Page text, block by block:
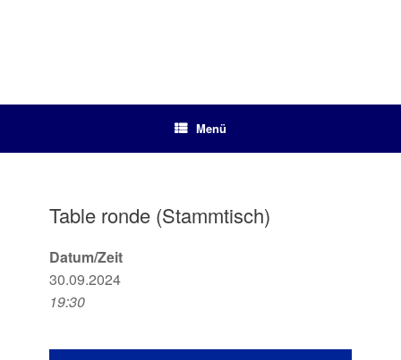
Menü
Table ronde (Stammtisch)
Datum/Zeit
30.09.2024
19:30